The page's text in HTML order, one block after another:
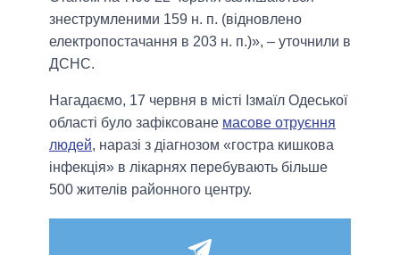
знеструмленими 159 н. п. (відновлено
електропостачання в 203 н. п.)», – уточнили в
ДСНС.
Нагадаємо, 17 червня в місті Ізмаїл Одеської
області було зафіксоване масове отруєння
людей, наразі з діагнозом «гостра кишкова
інфекція» в лікарнях перебувають більше
500 жителів районного центру.